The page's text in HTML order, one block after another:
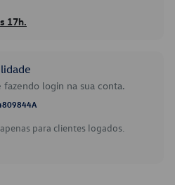
17h.
login na sua conta.
para clientes logados.